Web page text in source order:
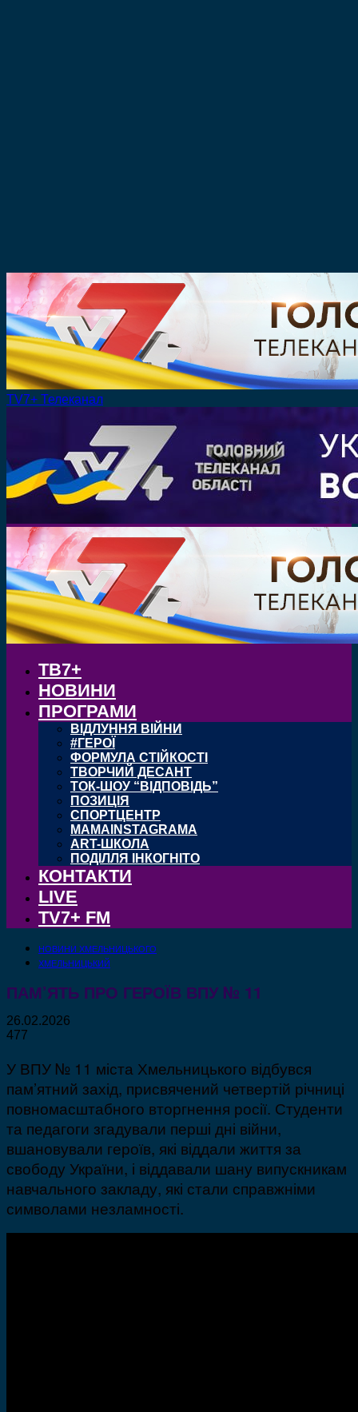
TV7+ Телеканал
ТВ7+
НОВИНИ
ПРОГРАМИ
ВІДЛУННЯ ВІЙНИ
#ГЕРОЇ
ФОРМУЛА СТІЙКОСТІ
ТВОРЧИЙ ДЕСАНТ
ТОК-ШОУ “ВІДПОВІДЬ”
ПОЗИЦІЯ
СПОРТЦЕНТР
MAMAINSTAGRAMA
ART-ШКОЛА
ПОДІЛЛЯ ІНКОГНІТО
КОНТАКТИ
LIVE
TV7+ FM
НОВИНИ ХМЕЛЬНИЦЬКОГО
ХМЕЛЬНИЦЬКИЙ
ПАМ’ЯТЬ ПРО ГЕРОЇВ ВПУ № 11
26.02.2026
477
У ВПУ № 11 міста Хмельницького відбувся
пам’ятний захід, присвячений четвертій річниці
повномасштабного вторгнення росії. Студенти
та педагоги згадували перші дні війни,
вшановували героїв, які віддали життя за
свободу України, і віддавали шану випускникам
навчального закладу, які стали справжніми
символами незламності.